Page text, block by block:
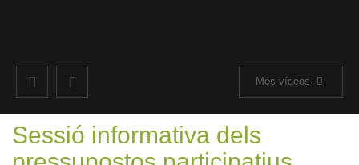
Més vídeos
Sessió informativa dels